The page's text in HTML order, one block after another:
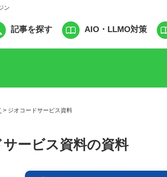
ン
AIO・LLMO対策
記事を探す
> ジオコードサービス資料
ービス資料の資料